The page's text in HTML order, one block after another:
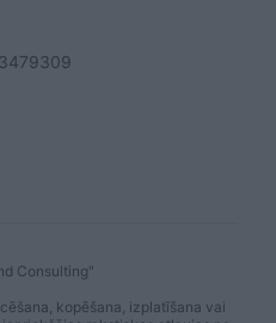
Consulting"
kopēšana, izplatīšana vai